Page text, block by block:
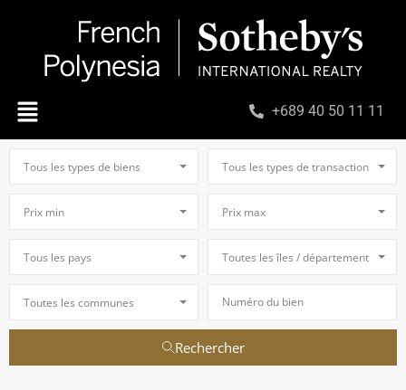
+689 40 50 11 11
Tous les types de biens Tous les types de transaction
Prix min Prix max
Tous les pays Toutes les îles / départements
Toutes les communes
Rechercher